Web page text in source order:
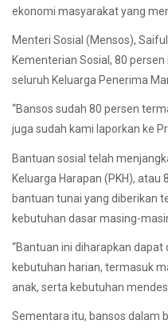
ekonomi masyarakat yang
Menteri Sosial (Mensos),
Kementerian Sosial, 80
seluruh Keluarga Penerima
“Bansos sudah 80 persen
juga sudah kami laporkan ke
Bantuan sosial telah
Keluarga Harapan (PKH), atau
bantuan tunai yang diberikan
kebutuhan dasar masing-
“Bantuan ini diharapkan
kebutuhan harian, termasuk
anak, serta kebutuhan
Sementara itu, bansos dalam